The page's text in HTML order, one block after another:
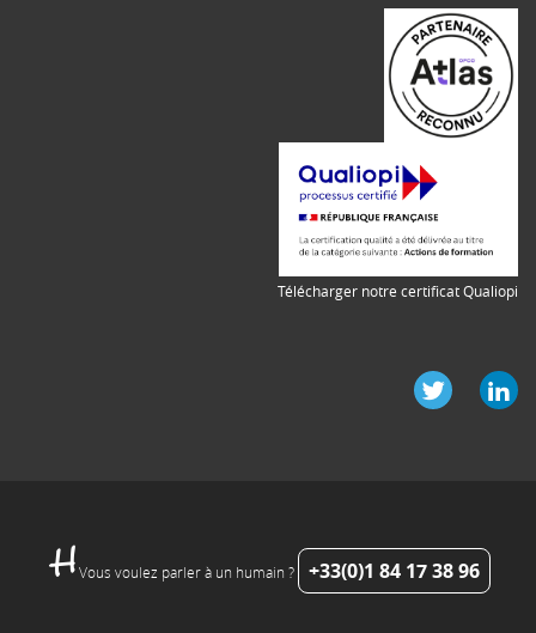
Télécharger notre certificat Qualiopi
Vous voulez parler à un humain ? +33(0)1 84 17 38 96